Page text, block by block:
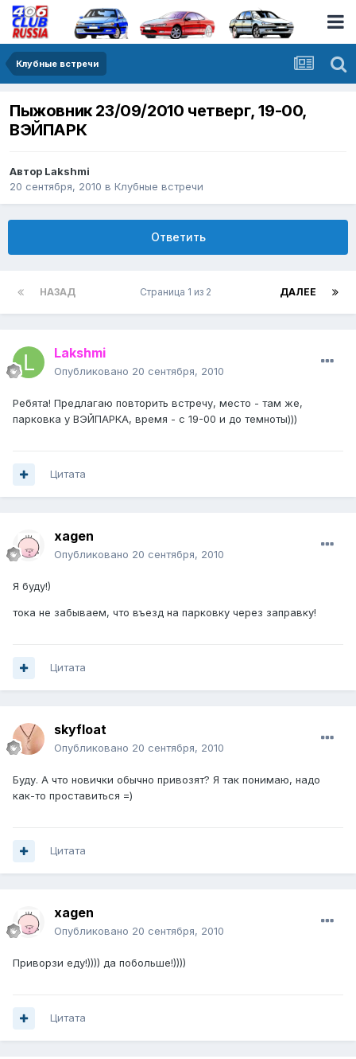
Клубные встречи
Пыжовник 23/09/2010 четверг, 19-00,
ВЭЙПАРК
Автор Lakshmi
20 сентября, 2010 в Клубные встречи
Ответить
НАЗАД ДАЛЕЕ
Страница 1 из 2
Lakshmi
Опубликовано 20 сентября, 2010
Ребята! Предлагаю повторить встречу, место - там же,
парковка у ВЭЙПАРКА, время - с 19-00 и до темноты)))
Цитата
xagen
Опубликовано 20 сентября, 2010
Я буду!)
тока не забываем, что въезд на парковку через заправку!
Цитата
skyfloat
Опубликовано 20 сентября, 2010
Буду. А что новички обычно привозят? Я так понимаю, надо
как-то проставиться =)
Цитата
xagen
Опубликовано 20 сентября, 2010
Приворзи еду!)))) да побольше!))))
Цитата